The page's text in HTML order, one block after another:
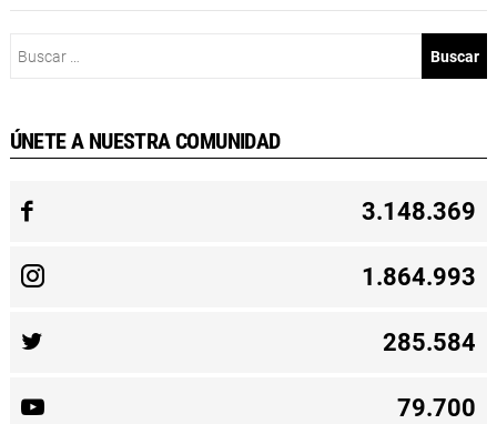
ÚNETE A NUESTRA COMUNIDAD
3.148.369
1.864.993
285.584
79.700